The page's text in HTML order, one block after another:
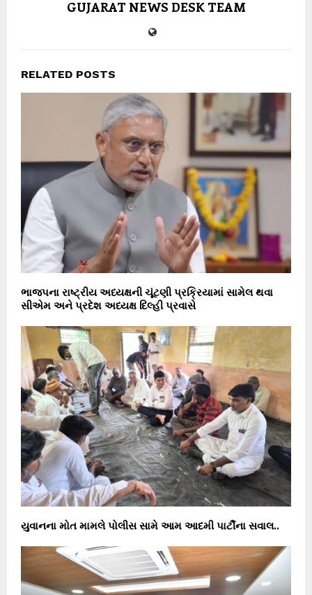
GUJARAT NEWS DESK TEAM
RELATED POSTS
ભાજપના રાષ્ટ્રીય અધ્યક્ષની ચૂંટણી પ્રક્રિયામાં સામેલ થવા
સીએમ અને પ્રદેશ અધ્યક્ષ દિલ્હી પ્રવાસે
યુવાનના મોત મામલે પોલીસ સામે આમ આદમી પાર્ટીના સવાલ..